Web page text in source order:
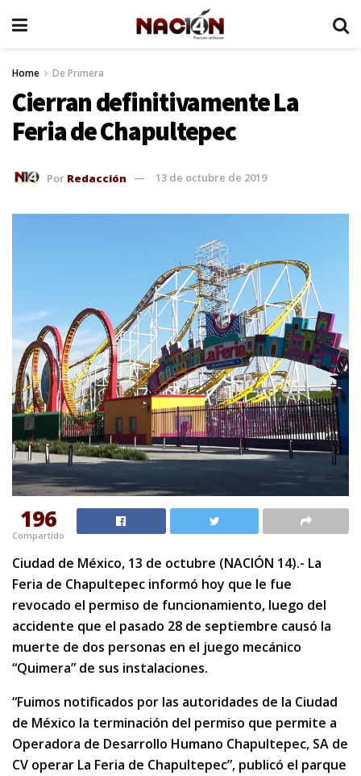
Home De Primera
Cierran definitivamente La
Feria de Chapultepec
Por Redacción 13 de octubre de 2019
196
Compartido
Ciudad de México, 13 de octubre (NACIÓN 14).- La
Feria de Chapultepec informó hoy que le fue
revocado el permiso de funcionamiento, luego del
accidente que el pasado 28 de septiembre causó la
muerte de dos personas en el juego mecánico
“Quimera” de sus instalaciones.
“Fuimos notificados por las autoridades de la Ciudad
de México la terminación del permiso que permite a
Operadora de Desarrollo Humano Chapultepec, SA de
CV operar La Feria de Chapultepec”, publicó el parque